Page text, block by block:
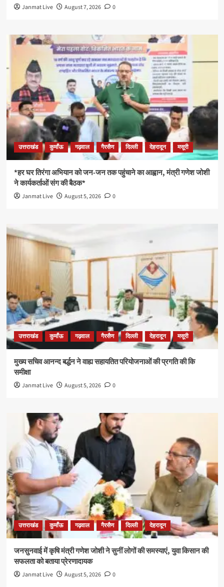
Janmat Live August 7, 2026 0
उत्तराखंड कुमाँऊ गढ़वाल गैरसैण दिल्ली देहरादून मसूरी
*हर घर तिरंगा अभियान को जन-जन तक पहुंचाने का आह्वान, मंत्री गणेश जोशी
ने कार्यकर्ताओं संग की बैठक*
Janmat Live August 5, 2026 0
उत्तराखंड कुमाँऊ गढ़वाल गैरसैण दिल्ली देहरादून मसूरी
मुख्य सचिव आनन्द बर्द्धन ने वाह्य सहायतित परियोजनाओं की प्रगति की कि
समीक्षा
Janmat Live August 5, 2026 0
उत्तराखंड कुमाँऊ गढ़वाल गैरसैण दिल्ली देहरादून
जनसुनवाई में कृषि मंत्री गणेश जोशी ने सुनीं लोगों की समस्याएं, युवा किसान की
सफलता को बताया प्रेरणादायक
Janmat Live August 5, 2026 0